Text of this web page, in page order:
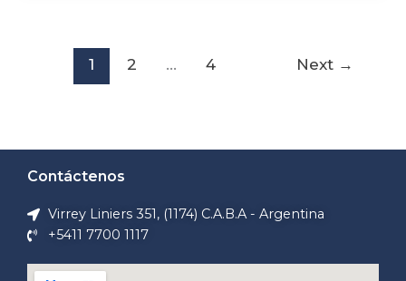
1 2 … 4 Next →
Contáctenos
Virrey Liniers 351, (1174) C.A.B.A - Argentina
+5411 7700 1117